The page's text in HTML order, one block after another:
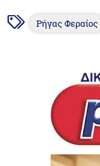
Ρήγας Φεραίος